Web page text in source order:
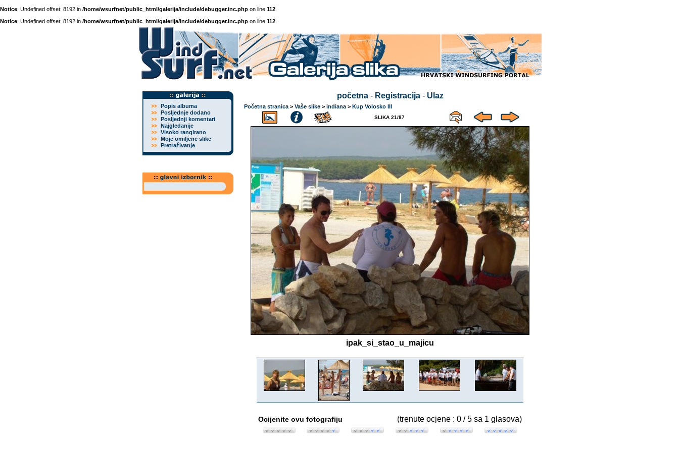
Notice: Undefined offset: 8192 in /home/wsurfnet/public_html/galerija/include/debugger.inc.php on line 112
Notice: Undefined offset: 8192 in /home/wsurfnet/public_html/galerija/include/debugger.inc.php on line 112
Popis albuma
Posljednje dodano
Posljednji komentari
Najgledanije
Visoko rangirano
Moje omiljene slike
Pretraživanje
početna- Registracija- Ulaz
Početna stranica > Vaše slike > indiana > Kup Volosko III
SLIKA 21/87
ipak_si_stao_u_majicu
Ocijenite ovu fotografiju (trenute ocjene : 0 / 5 sa 1 glasova)